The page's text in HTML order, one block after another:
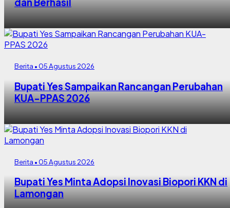
dan Berhasil
Berita • 05 Agustus 2026
Bupati Yes Sampaikan Rancangan Perubahan
KUA-PPAS 2026
Berita • 05 Agustus 2026
Bupati Yes Minta Adopsi Inovasi Biopori KKN di
Lamongan